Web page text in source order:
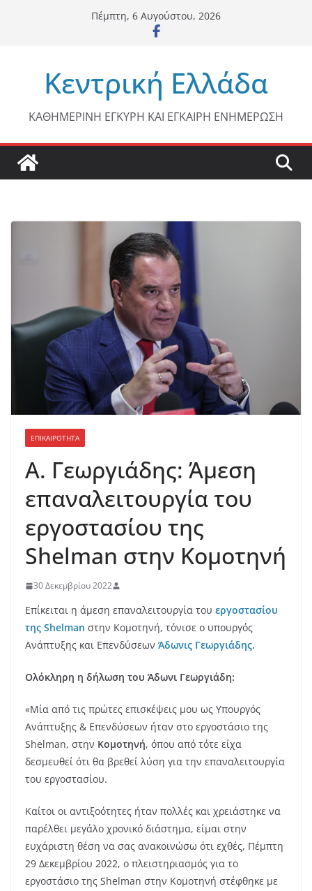
Πέμπτη, 6 Αυγούστου, 2026
Κεντρική Ελλάδα
ΚΑΘΗΜΕΡΙΝΗ ΕΓΚΥΡΗ ΚΑΙ ΕΓΚΑΙΡΗ ΕΝΗΜΕΡΩΣΗ
ΕΠΙΚΑΙΡΟΤΗΤΑ
Α. Γεωργιάδης: Άμεση
επαναλειτουργία του
εργοστασίου της
Shelman στην Κομοτηνή
30 Δεκεμβρίου 2022
Επίκειται η άμεση επαναλειτουργία του εργοστασίου
της Shelman στην Κομοτηνή, τόνισε ο υπουργός
Ανάπτυξης και Επενδύσεων Άδωνις Γεωργιάδης.
Ολόκληρη η δήλωση του Άδωνι Γεωργιάδη:
«Μία από τις πρώτες επισκέψεις μου ως Υπουργός
Ανάπτυξης & Επενδύσεων ήταν στο εργοστάσιο της
Shelman, στην Κομοτηνή, όπου από τότε είχα
δεσμευθεί ότι θα βρεθεί λύση για την επαναλειτουργία
του εργοστασίου.
Καίτοι οι αντιξοότητες ήταν πολλές και χρειάστηκε να
παρέλθει μεγάλο χρονικό διάστημα, είμαι στην
ευχάριστη θέση να σας ανακοινώσω ότι εχθές, Πέμπτη
29 Δεκεμβρίου 2022, ο πλειστηριασμός για το
εργοστάσιο της Shelman στην Κομοτηνή στέφθηκε με